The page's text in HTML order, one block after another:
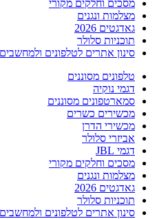
מסכים וחלקים מקורי
מצלמות ונגנים
גאדגטים 2026
תוכניות סלולר
סינון אתרים לטלפונים ולמחשבים
טלפונים מסוננים
דגמי נוקיה
סמארטפונים מסוננים
מכשירים כשרים
מכשירי הדרן
אביזרי סלולר
דגמי JBL
מסכים וחלקים מקורי
מצלמות ונגנים
גאדגטים 2026
תוכניות סלולר
סינון אתרים לטלפונים ולמחשבים